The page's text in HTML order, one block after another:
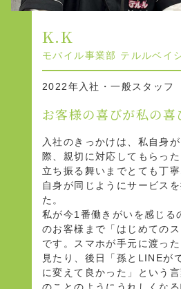
K.K
モバイル事業部 テルルベイ
2022年入社・一般スタッフ
お客様の喜びが私の喜
入社のきっかけは、私自身
際、親切に対応してもらっ
立ち振る舞いまでとても丁
自身が同じようにサービス
た。
私が今1番働きがいを感じる
のお客様まで「はじめての
です。スマホが手元に渡っ
見たり、後日「孫とLINEが
に変えて良かった」という